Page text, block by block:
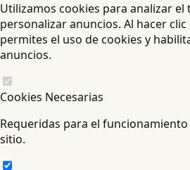
Utilizamos cookies para analizar
personalizar anuncios. Al hacer
permites el uso de cookies y
anuncios.
Cookies Necesarias
Requeridas para el
sitio.